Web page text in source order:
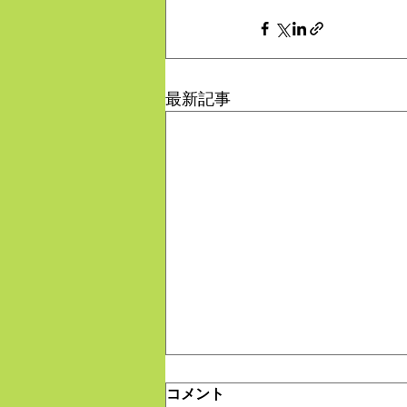
最新記事
コメント